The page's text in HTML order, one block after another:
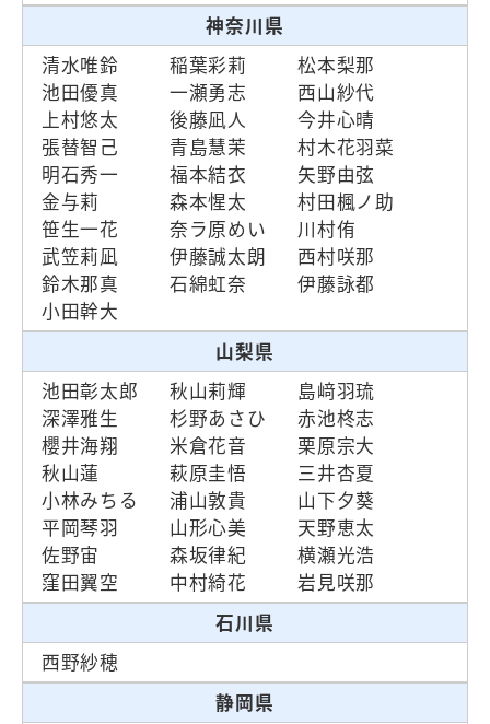
神奈川県
清水唯鈴
稲葉彩莉
松本梨那
池田優真
一瀬勇志
西山紗代
上村悠太
後藤凪人
今井心晴
張替智己
青島慧茉
村木花羽菜
明石秀一
福本結衣
矢野由弦
金与莉
森本惺太
村田楓ノ助
笹生一花
奈ラ原めい
川村侑
武笠莉凪
伊藤誠太朗
西村咲那
鈴木那真
石綿虹奈
伊藤詠都
小田幹大
山梨県
池田彰太郎
秋山莉輝
島﨑羽琉
深澤雅生
杉野あさひ
赤池柊志
櫻井海翔
米倉花音
栗原宗大
秋山蓮
萩原圭悟
三井杏夏
小林みちる
浦山敦貴
山下夕葵
平岡琴羽
山形心美
天野恵太
佐野宙
森坂律紀
横瀬光浩
窪田翼空
中村綺花
岩見咲那
石川県
西野紗穂
静岡県